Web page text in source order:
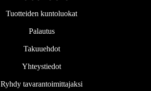
Tuotteiden kuntoluokat
Palautus
Takuuehdot
Yhteystiedot
Ryhdy tavarantoimittajaksi